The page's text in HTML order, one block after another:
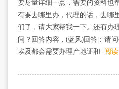
要尽量详细一点，需要的资料也
有要去哪里办，代理的话，去哪
们了，请大家帮我一下。还有办
间？回答内容，(蓝风)回答：请
埃及都会需要办理产地证和 阅